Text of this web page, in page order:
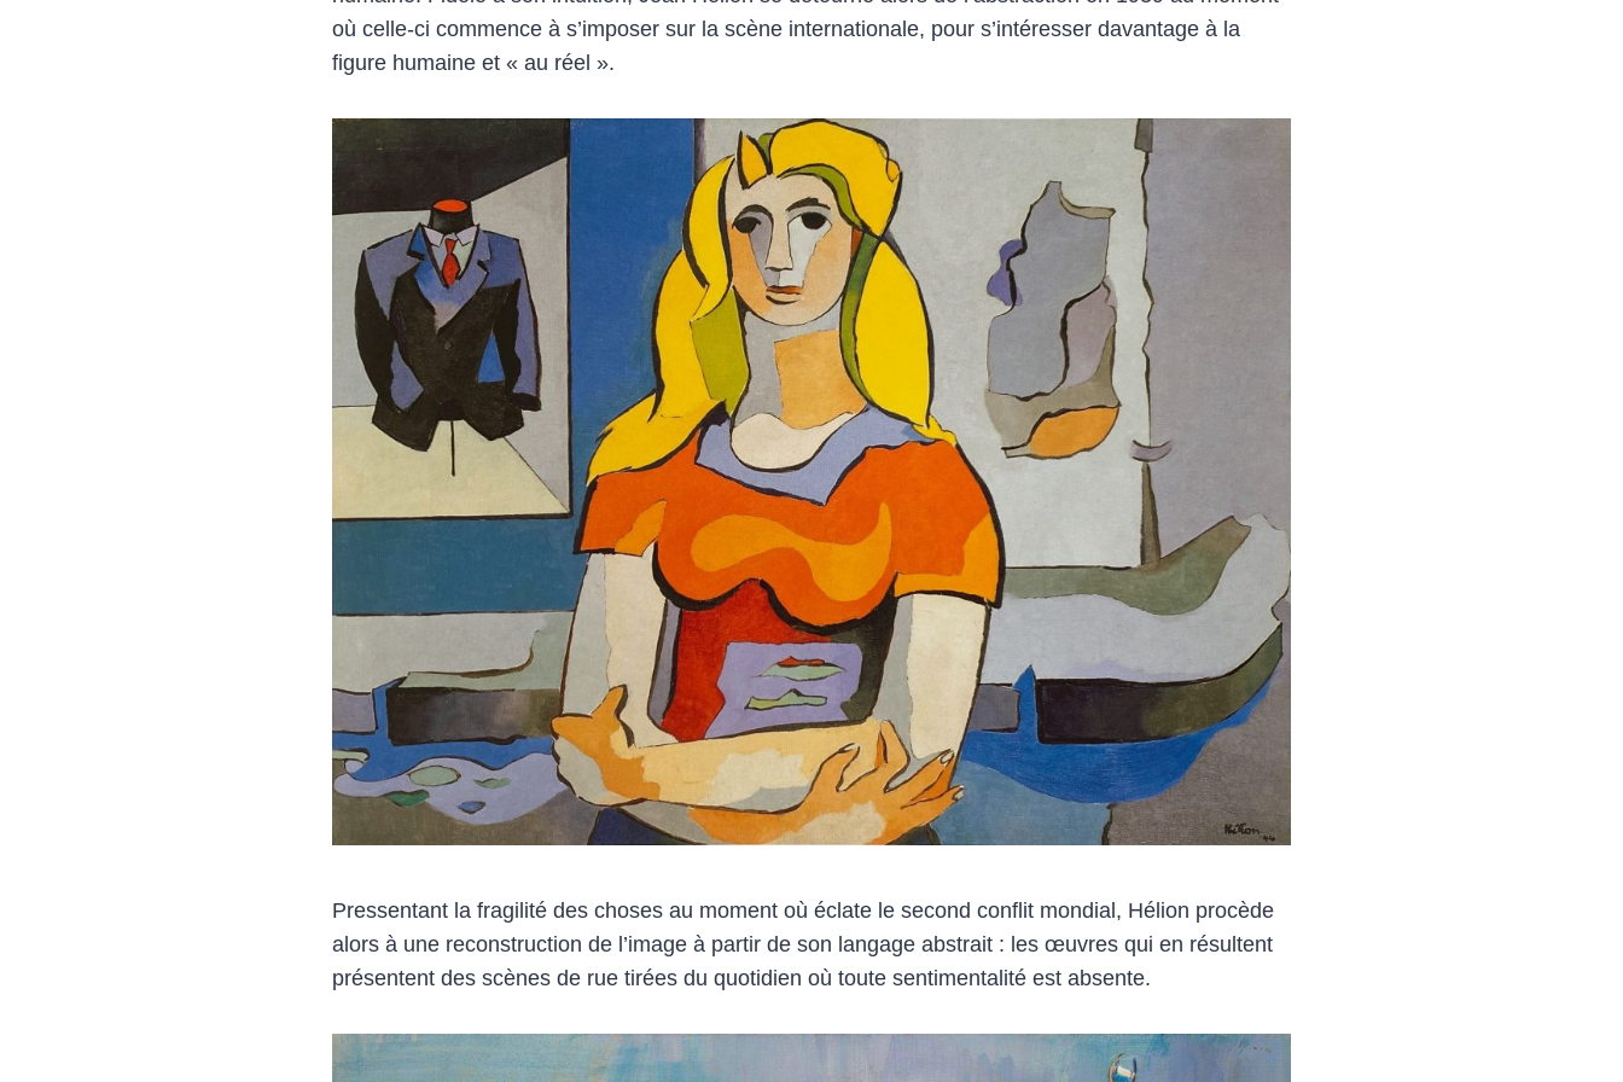
où celle-ci commence à s’imposer sur la scène internationale, pour s’intéresser davantage à la
figure humaine et « au réel ».
Pressentant la fragilité des choses au moment où éclate le second conflit mondial, Hélion procède
alors à une reconstruction de l’image à partir de son langage abstrait : les œuvres qui en résultent
présentent des scènes de rue tirées du quotidien où toute sentimentalité est absente.